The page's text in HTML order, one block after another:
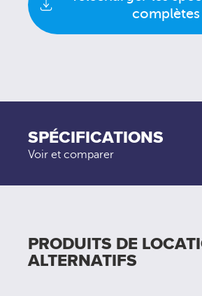
complètes
SPÉCIFICATIONS
Voir et comparer
PRODUITS DE
ALTERNATIFS